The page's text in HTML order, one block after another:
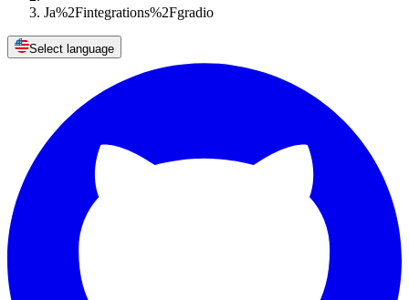
Ja%2Fintegrations%2Fgradio
Select language